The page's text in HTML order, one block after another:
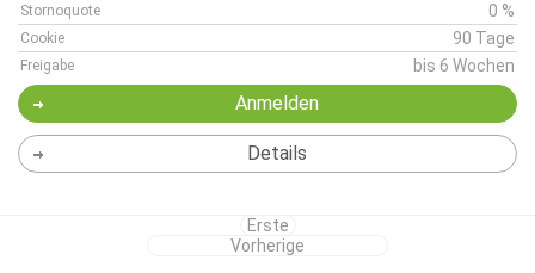
Stornoquote 0 %
Cookie 90 Tage
Freigabe bis 6 Wochen
Anmelden
Details
Erste
Vorherige